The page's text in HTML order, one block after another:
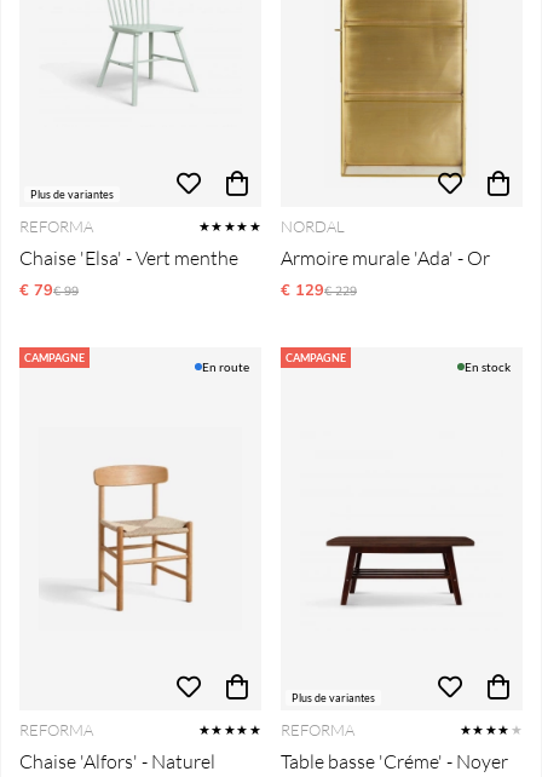
Plus de variantes
REFORMA ★★★★★
Chaise 'Elsa' - Vert menthe
€ 79Prix régulier:
€ 99
NORDAL
Armoire murale 'Ada' - Or
€ 129Prix régulier:
€ 229
CAMPAGNE
En route
REFORMA ★★★★★
Chaise 'Alfors' - Naturel
CAMPAGNE
Plus de variantes
En stock
REFORMA ★★★★ ★
Table basse 'Créme' - Noyer